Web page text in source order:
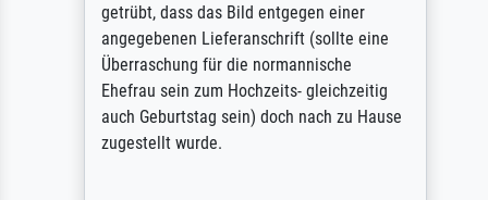
getrübt, dass das Bild entgegen einer
angegebenen Lieferanschrift (sollte eine
Überraschung für die normannische
Ehefrau sein zum Hochzeits- gleichzeitig
auch Geburtstag sein) doch nach zu Hause
zugestellt wurde.